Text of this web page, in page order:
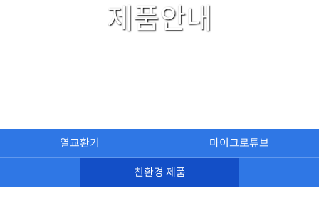
제품안내
열교환기 마이크로튜브
친환경 제품